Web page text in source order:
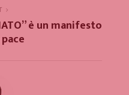
è un manifesto